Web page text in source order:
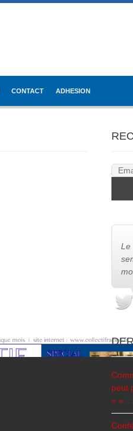
CONTACT ADHESION
Le
peut
» »